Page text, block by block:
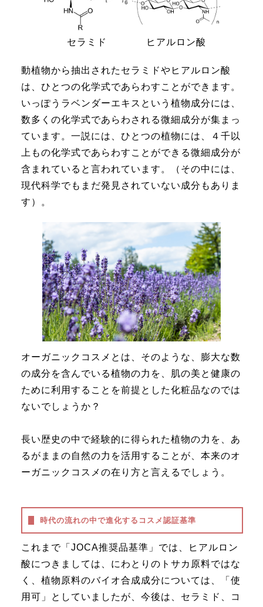
セラミド ヒアルロン酸
動植物から抽出されたセラミドやヒアルロン酸
は、ひとつの化学式であらわすことができます。
いっぽうラベンダーエキスという植物成分には、
数多くの化学式であらわされる微細成分が集まっ
ています。一説には、ひとつの植物には、４千以
上もの化学式であらわすことができる微細成分が
含まれていると言われています。（その中には、
現代科学でもまだ発見されていない成分もありま
す）。
オーガニックコスメとは、そのような、膨大な数
の成分を含んでいる植物の力を、肌の美と健康の
ために利用することを前提とした化粧品なのでは
ないでしょうか？
長い歴史の中で経験的に得られた植物の力を、あ
るがままの自然の力を活用することが、本来のオ
ーガニックコスメの在り方と言えるでしょう。
時代の流れの中で進化するコスメ認証基準
これまで「JOCA推奨品基準」では、ヒアルロン
酸につきましては、にわとりのトサカ原料ではな
く、植物原料のバイオ合成成分については、「使
用可」としていましたが、今後は、セラミド、コ